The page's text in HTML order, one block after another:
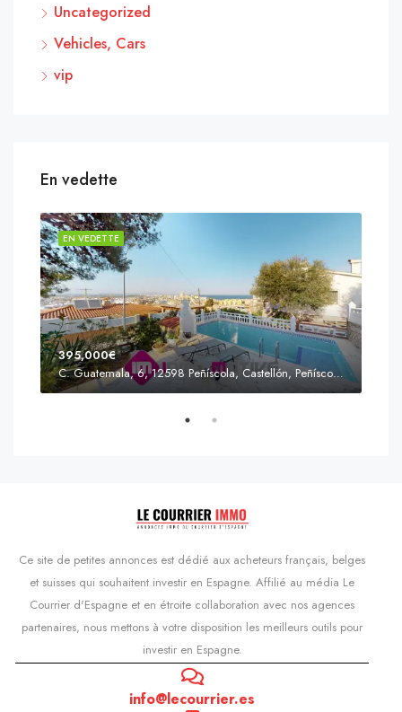
Uncategorized
Vehicles, Cars
vip
En vedette
EN VEDETTE
395,000€
C. Guatemala, 6, 12598 Peñíscola, Castellón, Peñíscola, Communauté valencienne
Ce site de petites annonces est dédié aux acheteurs français, belges
et suisses qui souhaitent investir en Espagne. Affilié au média Le
Courrier d'Espagne et en étroite collaboration avec nos agences
partenaires, nous mettons à votre disposition les meilleurs outils pour
investir en Espagne.
info@lecourrier.es